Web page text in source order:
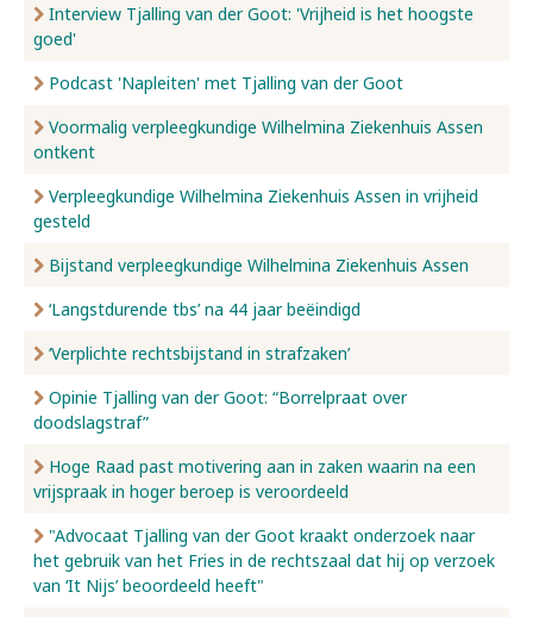
Interview Tjalling van der Goot: 'Vrijheid is het hoogste
goed'
Podcast 'Napleiten' met Tjalling van der Goot
Voormalig verpleegkundige Wilhelmina Ziekenhuis Assen
ontkent
Verpleegkundige Wilhelmina Ziekenhuis Assen in vrijheid
gesteld
Bijstand verpleegkundige Wilhelmina Ziekenhuis Assen
‘Langstdurende tbs’ na 44 jaar beëindigd
‘Verplichte rechtsbijstand in strafzaken’
Opinie Tjalling van der Goot: “Borrelpraat over
doodslagstraf”
Hoge Raad past motivering aan in zaken waarin na een
vrijspraak in hoger beroep is veroordeeld
"Advocaat Tjalling van der Goot kraakt onderzoek naar
het gebruik van het Fries in de rechtszaal dat hij op verzoek
van ‘It Nijs’ beoordeeld heeft"